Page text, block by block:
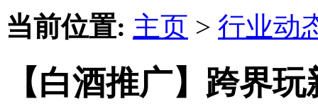
当前位置: 主页 > 行业动
【白酒推广】跨界